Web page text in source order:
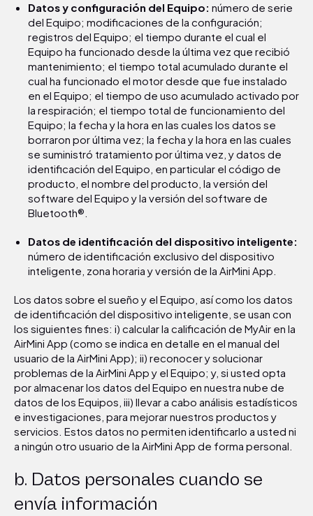
Datos y configuración del Equipo: número de serie
del Equipo; modificaciones de la configuración;
registros del Equipo; el tiempo durante el cual el
Equipo ha funcionado desde la última vez que recibió
mantenimiento; el tiempo total acumulado durante el
cual ha funcionado el motor desde que fue instalado
en el Equipo; el tiempo de uso acumulado activado por
la respiración; el tiempo total de funcionamiento del
Equipo; la fecha y la hora en las cuales los datos se
borraron por última vez; la fecha y la hora en las cuales
se suministró tratamiento por última vez, y datos de
identificación del Equipo, en particular el código de
producto, el nombre del producto, la versión del
software del Equipo y la versión del software de
Bluetooth®.
Datos de identificación del dispositivo inteligente:
número de identificación exclusivo del dispositivo
inteligente, zona horaria y versión de la AirMini App.
Los datos sobre el sueño y el Equipo, así como los datos
de identificación del dispositivo inteligente, se usan con
los siguientes fines: i) calcular la calificación de MyAir en la
AirMini App (como se indica en detalle en el manual del
usuario de la AirMini App); ii) reconocer y solucionar
problemas de la AirMini App y el Equipo; y, si usted opta
por almacenar los datos del Equipo en nuestra nube de
datos de los Equipos, iii) llevar a cabo análisis estadísticos
e investigaciones, para mejorar nuestros productos y
servicios. Estos datos no permiten identificarlo a usted ni
a ningún otro usuario de la AirMini App de forma personal.
b. Datos personales cuando se
envía información